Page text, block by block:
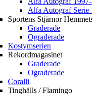
Alfa Autograf Serie
Sportens Stjärnor
Graderade
Ograderade
Kostymserien
Rekordmagasinet
Graderade
Ograderade
Coralli
Tinghälls / Flamingo